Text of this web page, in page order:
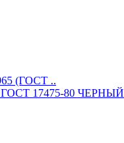
(ГОСТ ..
17475-80 ЧЕРНЫЙ